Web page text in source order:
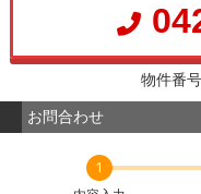
物件番
お問合わせ
1